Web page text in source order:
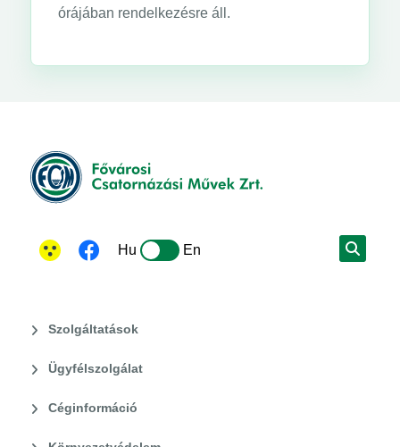
órájában rendelkezésre áll.
Hu En
Szolgáltatások
Ügyfélszolgálat
Céginformáció